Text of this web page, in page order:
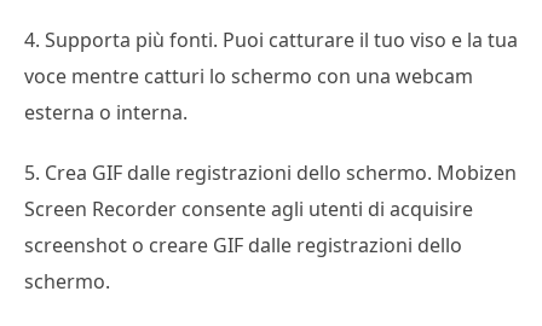
4. Supporta più fonti. Puoi catturare il tuo viso e la tua
voce mentre catturi lo schermo con una webcam
esterna o interna.
5. Crea GIF dalle registrazioni dello schermo. Mobizen
Screen Recorder consente agli utenti di acquisire
screenshot o creare GIF dalle registrazioni dello
schermo.